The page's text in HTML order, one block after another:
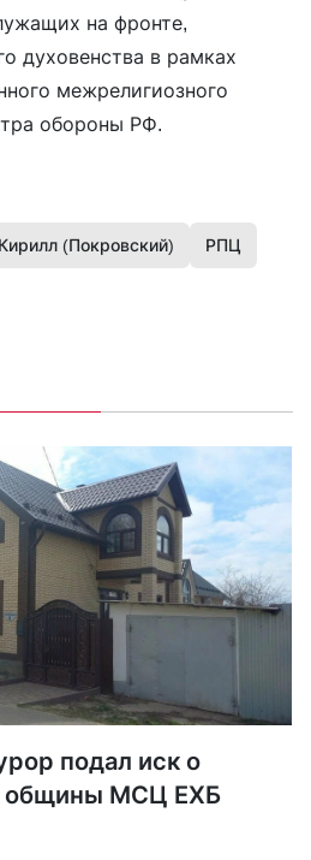
на фронте,
духовенства в рамках
межрелигиозного
обороны РФ.
Кирилл (Покровский) РПЦ
подал иск о
общины МСЦ ЕХБ